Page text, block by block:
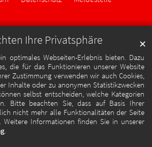
Ihre Privatsphäre
optimales Webseiten-Erlebnis bieten. Dazu
die für das Funktionieren unserer Website
Zustimmung verwenden wir auch Cookies,
Inhalte oder zu anonymen Statistikzwecken
selbst entscheiden, welche Kategorien
Bitte beachten Sie, dass auf Basis Ihrer
nicht mehr alle Funktionalitäten der Seite
Weitere Informationen finden Sie in unserer
.
✕